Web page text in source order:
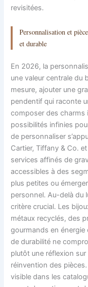
revisitées.
Personnalisation et
et durable
En 2026, la
une valeur centrale du
mesure, ajouter une
pendentif qui raconte
composer des charms
possibilités infinies
de personnaliser
Cartier, Tiffany & Co.
services affinés de
accessibles à des
plus petites ou
personnel. Au-delà du
critère crucial. Les
métaux recyclés, des
gourmands en énergie
de durabilité ne
plutôt une réflexion
réinvention des
visible dans les